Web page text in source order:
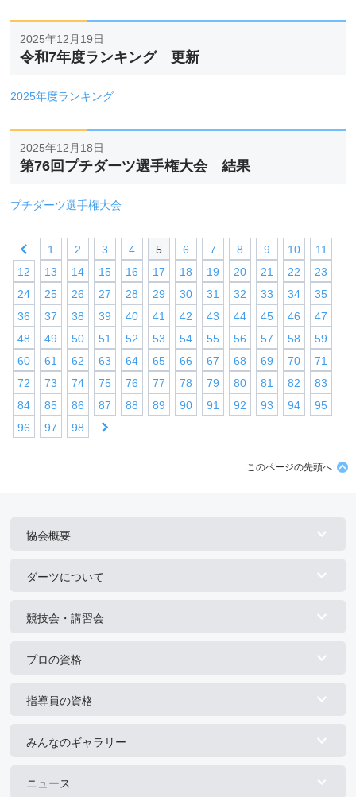
2025年12月19日
令和7年度ランキング 更新
2025年度ランキング
2025年12月18日
第76回プチダーツ選手権大会 結果
プチダーツ選手権大会
1 2 3 4 5 6 7 8 9 10
11
12
13 14 15 16 17 18 19 20 21 22
23
24
25 26 27 28 29 30 31 32 33 34
35
36
37 38 39 40 41 42 43 44 45 46
47
48
49 50 51 52 53 54 55 56 57 58
59
60
61 62 63 64 65 66 67 68 69 70
71
72
73 74 75 76 77 78 79 80 81 82
83
84
85 86 87 88 89 90 91 92 93 94
95
96
97 98
このページの先頭へ
協会概要
ダーツについて
競技会・講習会
プロの資格
指導員の資格
みんなのギャラリー
ニュース